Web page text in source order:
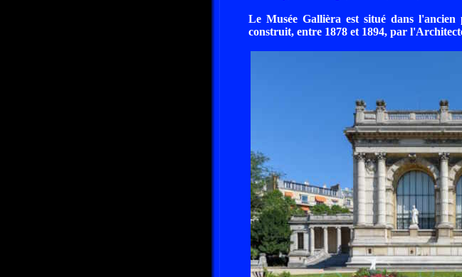
Le Musée Gallièra est situé dans
construit, entre 1878 et 1894, par